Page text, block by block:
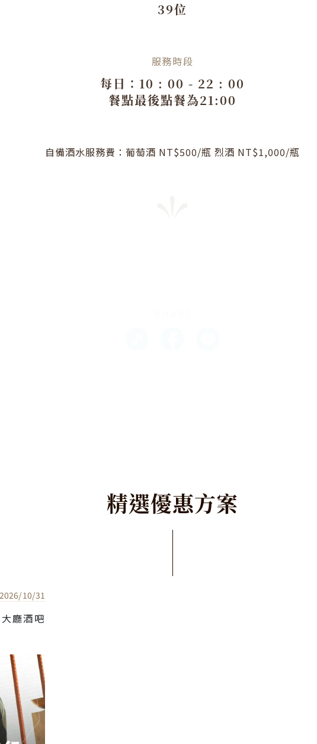
39位
服務時段
每日：10 : 00 - 22 : 00
餐點最後點餐為21:00
自備酒水服務費：葡萄酒 NT$500/瓶 烈酒 NT$1,000/瓶
精選優惠方案
2026/10/31
廳酒吧